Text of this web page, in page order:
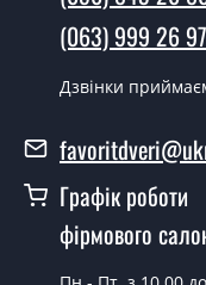
Чи можна
Так можна.
У вас є в
Так, ми маємо
дверей.
(063) 999 26 97
Дзвінки
Графік роботи
фірмового